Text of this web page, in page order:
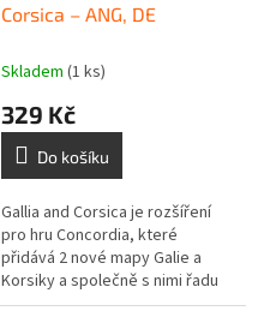
Corsica – ANG, DE
Skladem (1 ks)
329 Kč
Do košíku
Gallia and Corsica je rozšíření
pro hru Concordia, které
přidává 2 nové mapy Galie a
Korsiky a společně s nimi řadu
nových výzev. Mapa Korsiky je